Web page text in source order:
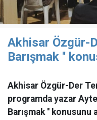
Akhisar Özgür-
Barışmak ''
Akhisar Özgür-Der
programda yazar
Barışmak '' konusunu